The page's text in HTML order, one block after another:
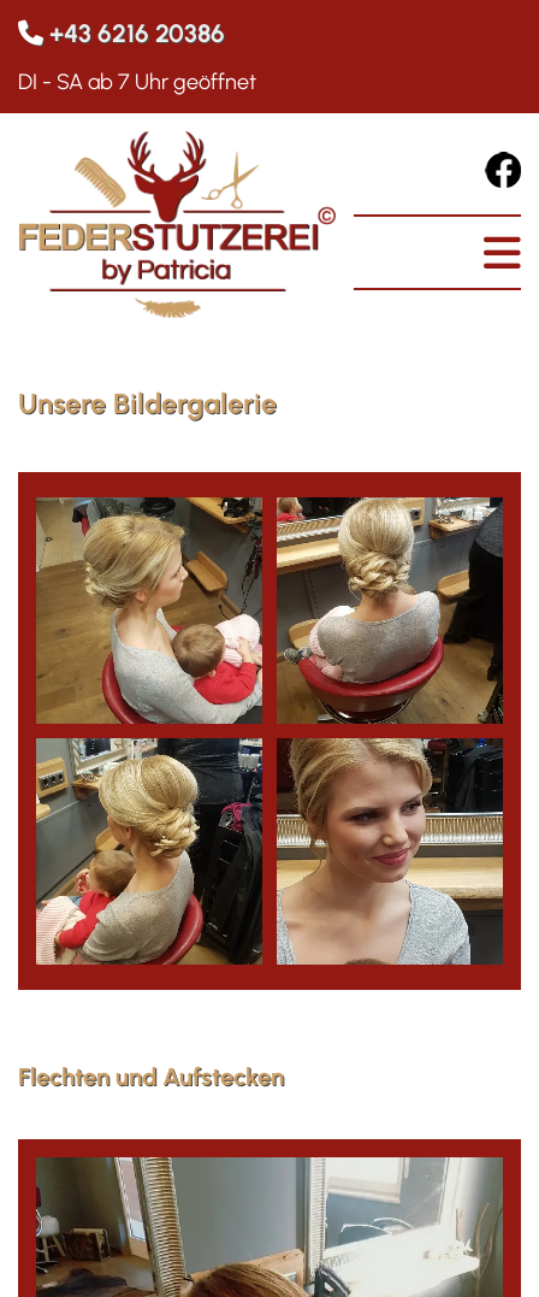
 +43 6216 20386
DI - SA ab 7 Uhr geöffnet
Unsere Bildergalerie
Flechten und Aufstecken